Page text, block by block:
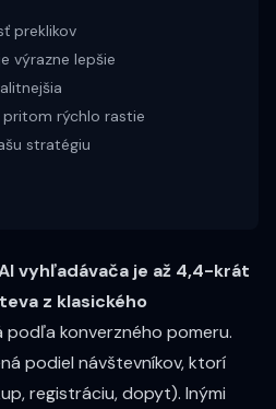
preklikov
výrazne lepšie
rýchlo rastie
stratégiu
vyhľadávača je až 4,4-krát
z klasického
podľa konverzného pomeru.
podiel návštevníkov, ktorí
registráciu, dopyt). Inými